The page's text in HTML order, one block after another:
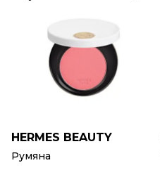
HERMES BEAUTY
Румяна